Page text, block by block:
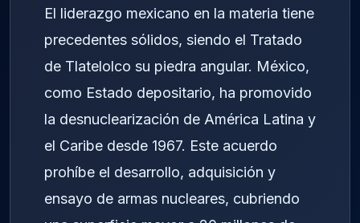
El liderazgo mexicano en la materia tiene
precedentes sólidos, siendo el Tratado
de Tlatelolco su piedra angular. México,
como Estado depositario, ha promovido
la desnuclearización de América Latina y
el Caribe desde 1967. Este acuerdo
prohíbe el desarrollo, adquisición y
ensayo de armas nucleares, cubriendo